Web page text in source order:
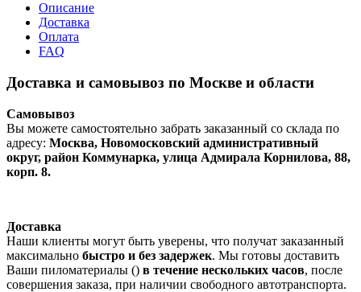
Описание
Доставка
Оплата
FAQ
Доставка и самовывоз по Москве и области
Самовывоз
Вы можете самостоятельно забрать заказанный со склада по
адресу: Москва, Новомосковский административный
округ, район Коммунарка, улица Адмирала Корнилова, 88,
корп. 8.
Доставка
Наши клиенты могут быть уверены, что получат заказанный
максимально быстро и без задержек. Мы готовы доставить
Ваши пиломатериалы () в течение нескольких часов, после
совершения заказа, при наличии свободного автотранспорта.